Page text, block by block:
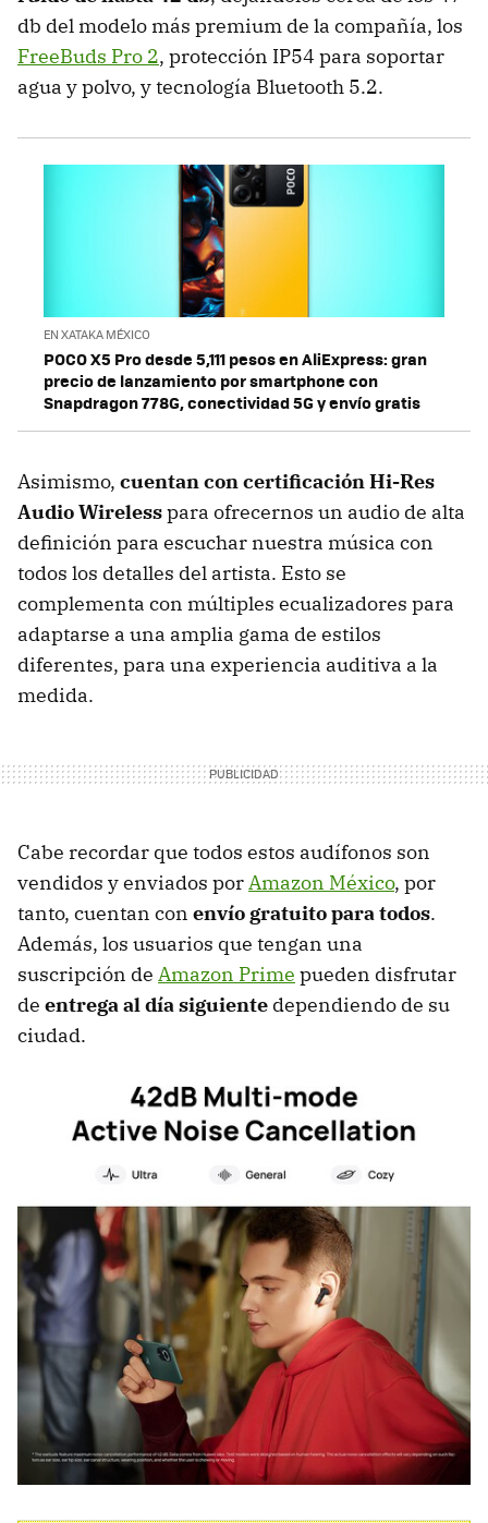
db del modelo más premium de la compañía, los
FreeBuds Pro 2, protección IP54 para soportar
agua y polvo, y tecnología Bluetooth 5.2.
EN XATAKA MÉXICO
POCO X5 Pro desde 5,111 pesos en AliExpress: gran
precio de lanzamiento por smartphone con
Snapdragon 778G, conectividad 5G y envío gratis
Asimismo, cuentan con certificación Hi-Res
Audio Wirelesspara ofrecernos un audio de alta
definición para escuchar nuestra música con
todos los detalles del artista. Esto se
complementa con múltiples ecualizadores para
adaptarse a una amplia gama de estilos
diferentes, para una experiencia auditiva a la
medida.
Cabe recordar que todos estos audífonos son
vendidos y enviados porAmazon México, por
tanto, cuentan con envío gratuito para todos.
Además, los usuarios que tengan una
suscripción de Amazon Prime pueden disfrutar
de entrega al día siguiente dependiendo de su
ciudad.